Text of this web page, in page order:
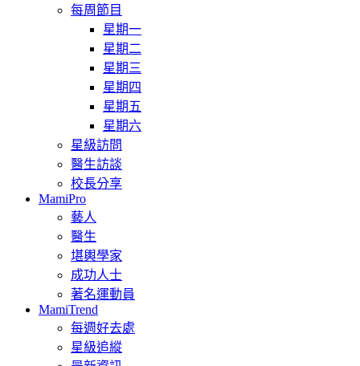
每周節目
星期一
星期二
星期三
星期四
星期五
星期六
星級訪問
醫生訪談
校長分享
MamiPro
藝人
醫生
堪輿學家
成功人士
著名運動員
MamiTrend
每週好去處
星級追縱